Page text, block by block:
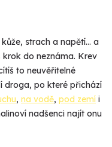
strach a napětí… a
do neznáma. Krev
to neuvěřitelné
droga, po které přichází
, na vodě, pod zemí i
nadšenci najít onu